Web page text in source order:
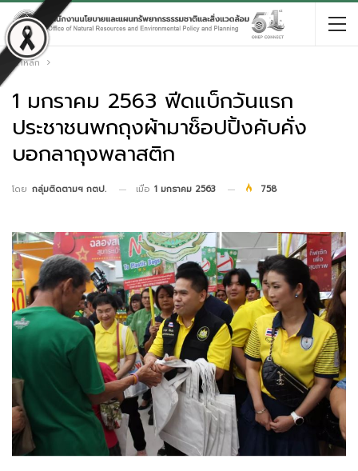
หน้าหลัก
1 มกราคม 2563 ฟีดแบ็กวันแรก
ประชาชนพกถุงผ้ามาช็อปปิ้งคับคั่ง
บอกลาถุงพลาสติก
โดย กลุ่มติดตามฯ กตป. เมื่อ 1 มกราคม 2563 758